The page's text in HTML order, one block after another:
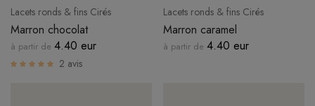
Lacets ronds & fins Cirés
Marron chocolat
à partir de 4.40 eur
2 avis
Lacets ronds & fins Cirés
Marron caramel
à partir de 4.40 eur